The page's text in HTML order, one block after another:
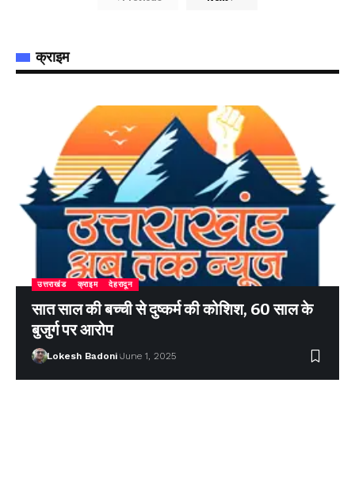
क्राइम
उत्तराखंड क्राइम देहरादून
सात साल की बच्ची से दुष्कर्म की कोशिश, 60 साल के
बुजुर्ग पर आरोप
Lokesh Badoni June 1, 2025